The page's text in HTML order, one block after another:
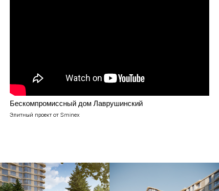
Бескомпромиссный дом Лаврушинский
Элитный проект от Sminex